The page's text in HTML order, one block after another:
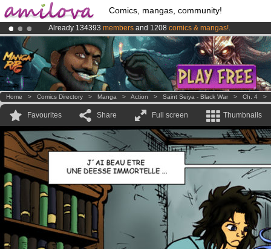
Comics, mangas, community!
Already 134393 members and 1208 comics & mangas!.
Premium membership from3.95 eurosper month !Get membership
AmilovaKickstarter is now LIVE!.
Home > Comics Directory > Manga > Action > Saint Seiya - Black War > Ch. 4
Favourites Share Full screen Thumbnails